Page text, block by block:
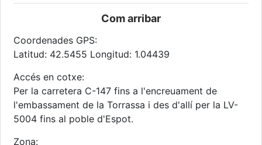
Com arribar
Coordenades GPS:
Latitud: 42.5455 Longitud: 1.04439
Accés en cotxe:
Per la carretera C-147 fins a l'encreuament de
l'embassament de la Torrassa i des d'allí per la LV-
5004 fins al poble d'Espot.
Zona: